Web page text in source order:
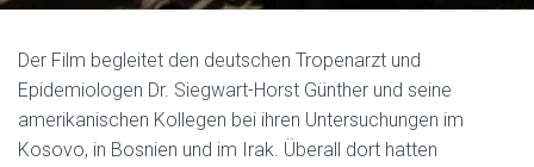
Der Film begleitet den deutschen Tropenarzt und
Epidemiologen Dr. Siegwart-Horst Günther und seine
amerikanischen Kollegen bei ihren Untersuchungen im
Kosovo, in Bosnien und im Irak. Überall dort hatten